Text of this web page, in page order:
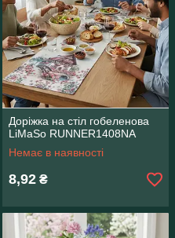
Доріжка на стіл гобеленова
LiMaSo RUNNER1408NA
Немає в наявності
8,92 ₴